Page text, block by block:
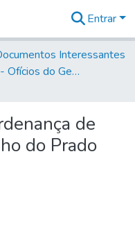
Entrar
Interessantes
Volume 82 - Ofícios do General Martim Lopes Lobo de Saldanha (Governador da Capitania): 1779- 1780
de
do Prado